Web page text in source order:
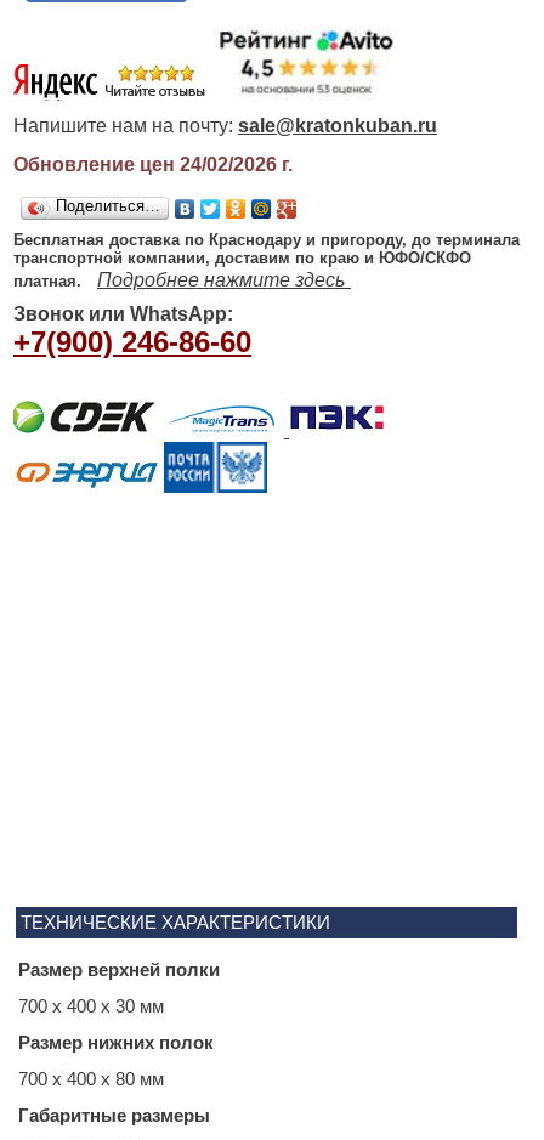
Напишите нам на почту: sale@kratonkuban.ru
Обновление цен 24/02/2026г.
Поделиться…
Бесплатная доставка по Краснодару и пригороду, до терминала
транспортной компании, доставим по краю и ЮФО/СКФО
платная.
Подробнее нажмите здесь
Звонок или WhatsApp:
+7(900) 246-86-60
ТЕХНИЧЕСКИЕ ХАРАКТЕРИСТИКИ
Размер верхней полки
700 x 400 x 30 мм
Размер нижних полок
700 x 400 x 80 мм
Габаритные размеры